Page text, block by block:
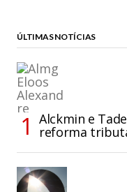
ÚLTIMAS NOTÍCIAS
Alckmin e
reforma